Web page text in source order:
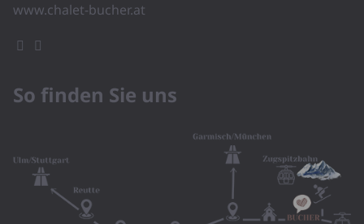
www.chalet-bucher.at
So finden Sie uns